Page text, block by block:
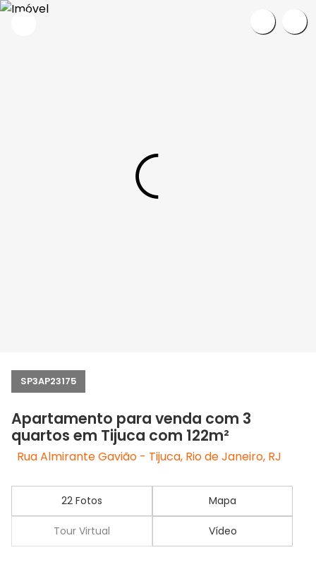
SP3AP23175
Apartamento para venda com 3
quartos em Tijuca com 122m²
Rua Almirante Gavião - Tijuca, Rio de Janeiro, RJ
22 Fotos Mapa
Tour Virtual Vídeo